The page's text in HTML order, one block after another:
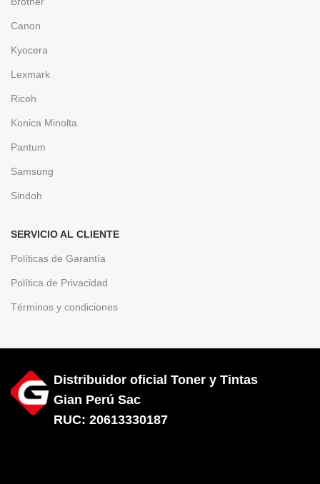
Canon
Kyocera
Lexmark
Ricoh
Konica Minolta
Pantum
Samsung
Sindoh
SERVICIO AL CLIENTE
Políticas de Garantía
Política de Privacidad
Términos y condiciones
Distribuidor oficial Toner y Tintas
Gian Perú Sac
RUC: 20613330187